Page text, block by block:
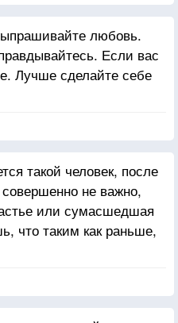
любовь.
Если вас
Лучше сделайте себе
такой человек, после
не важно,
или сумасшедшая
что таким как раньше,